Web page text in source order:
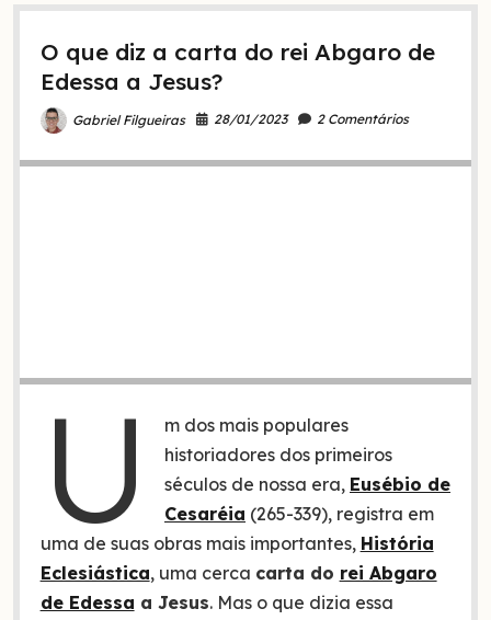
de
O que diz a carta do rei Abgaro de
Edessa a Jesus?
Gabriel Filgueiras 28/01/2023 2 Comentários
U
m dos mais populares
historiadores dos primeiros
séculos de nossa era, Eusébio de
Cesaréia (265-339), registra em
uma de suas obras mais importantes, História
Eclesiástica, uma cerca carta do rei Abgaro
de Edessa a Jesus. Mas o que dizia essa